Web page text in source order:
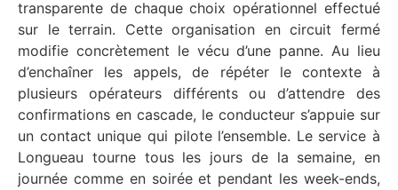
transparente de chaque choix opérationnel effectué
sur le terrain. Cette organisation en circuit fermé
modifie concrètement le vécu d’une panne. Au lieu
d’enchaîner les appels, de répéter le contexte à
plusieurs opérateurs différents ou d’attendre des
confirmations en cascade, le conducteur s’appuie sur
un contact unique qui pilote l’ensemble. Le service à
Longueau tourne tous les jours de la semaine, en
journée comme en soirée et pendant les week-ends,